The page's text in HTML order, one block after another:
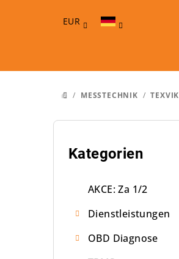
EUR
STARTSEITE
/ MESSTECHNIK / TEXVIK
S
Kategorien
Kategorien
AKCE: Za 1/2
Dienstleistungen
OBD Diagnose